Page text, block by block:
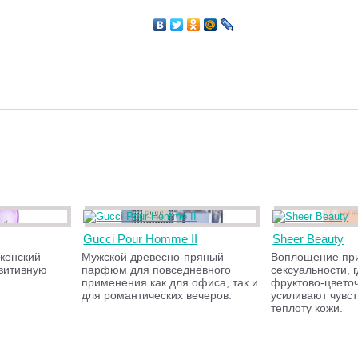
Gucci Pour Homme II
Мужской древесно-пряный
парфюм для повседневного
применения как для офиса, так и
для романтических вечеров.
Sheer Beauty
Воплощение
сексуальности,
фруктово-
усиливают
теплоту кожи.